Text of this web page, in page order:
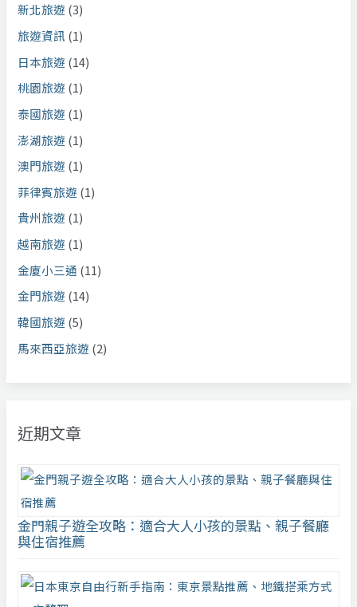
新北旅遊 (3)
旅遊資訊 (1)
日本旅遊 (14)
桃園旅遊 (1)
泰國旅遊 (1)
澎湖旅遊 (1)
澳門旅遊 (1)
菲律賓旅遊 (1)
貴州旅遊 (1)
越南旅遊 (1)
金廈小三通 (11)
金門旅遊 (14)
韓國旅遊 (5)
馬來西亞旅遊 (2)
近期文章
金門親子遊全攻略：適合大人小孩的景點、親子餐廳
與住宿推薦